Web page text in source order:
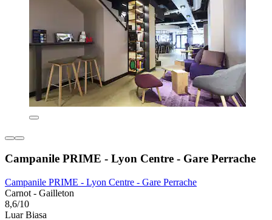
Campanile PRIME - Lyon Centre - Gare Perrache
Campanile PRIME - Lyon Centre - Gare Perrache
Carnot - Gailleton
8,6/10
Luar Biasa